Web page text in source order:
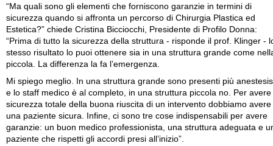
“Ma quali sono gli elementi che forniscono garanzie in termini di
sicurezza quando si affronta un percorso di Chirurgia Plastica ed
Estetica?” chiede Cristina Bicciocchi, Presidente di Profilo Donna:
“Prima di tutto la sicurezza della struttura - risponde il prof. Klinger -
stesso risultato lo puoi ottenere sia in una struttura grande come
piccola. La differenza la fa l’emergenza.
Mi spiego meglio. In una struttura grande sono presenti più
e lo staff medico è al completo, in una struttura piccola no. Per avere
sicurezza totale della buona riuscita di un intervento dobbiamo avere
una paziente sicura. Infine, ci sono tre cose indispensabili per avere
garanzie: un buon medico professionista, una struttura adeguata e
paziente che rispetti gli accordi presi all’inizio”.